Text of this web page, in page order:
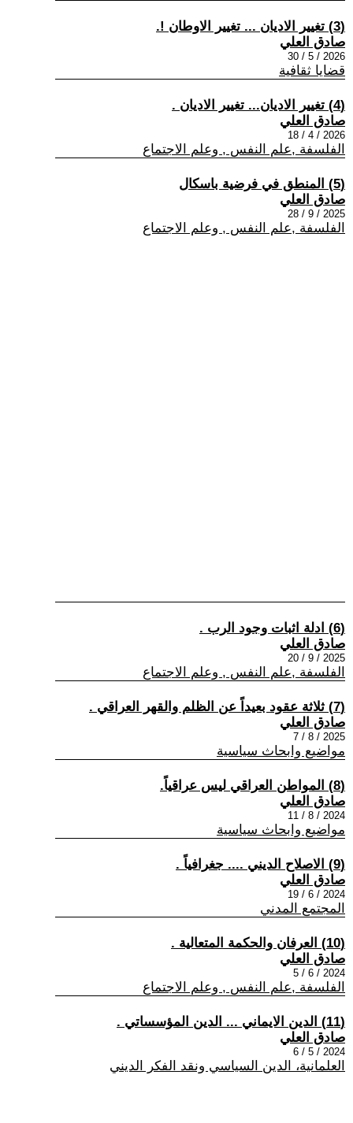
(3) تغيير الاديان ... تغيير الاوطان !.
صادق العلي
2026 / 5 / 30
قضايا ثقافية
(4) تغيير الاديان... تغيير الاديان .
صادق العلي
2026 / 4 / 18
الفلسفة ,علم النفس , وعلم الاجتماع
(5) المنطق في فرضية باسكال
صادق العلي
2025 / 9 / 28
الفلسفة ,علم النفس , وعلم الاجتماع
(6) ادلة اثبات وجود الرب .
صادق العلي
2025 / 9 / 20
الفلسفة ,علم النفس , وعلم الاجتماع
(7) ثلاثة عقود بعيداً عن الظلم والقهر العراقي .
صادق العلي
2025 / 8 / 7
مواضيع وابحاث سياسية
(8) المواطن العراقي ليس عراقياً.
صادق العلي
2024 / 8 / 11
مواضيع وابحاث سياسية
(9) الاصلاح الديني .... جغرافياً .
صادق العلي
2024 / 6 / 19
المجتمع المدني
(10) العرفان والحكمة المتعالية .
صادق العلي
2024 / 6 / 5
الفلسفة ,علم النفس , وعلم الاجتماع
(11) الدين الايماني ... الدين المؤسساتي .
صادق العلي
2024 / 5 / 6
العلمانية، الدين السياسي ونقد الفكر الديني